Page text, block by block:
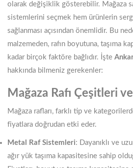
olarak değişiklik gösterebilir. Mağaza
sistemlerini seçmek hem ürünlerin
sağlanması açısından önemlidir. Bu
malzemeden, rafın boyutuna, taşıma
kadar birçok faktöre bağlıdır. İşte
hakkında bilmeniz gerekenler:
Mağaza Rafı Çeşitleri
Mağaza rafları, farklı tip ve
fiyatlara doğrudan etki eder.
Metal Raf Sistemleri: Dayanıklı ve
ağır yük taşıma kapasitesine sahip